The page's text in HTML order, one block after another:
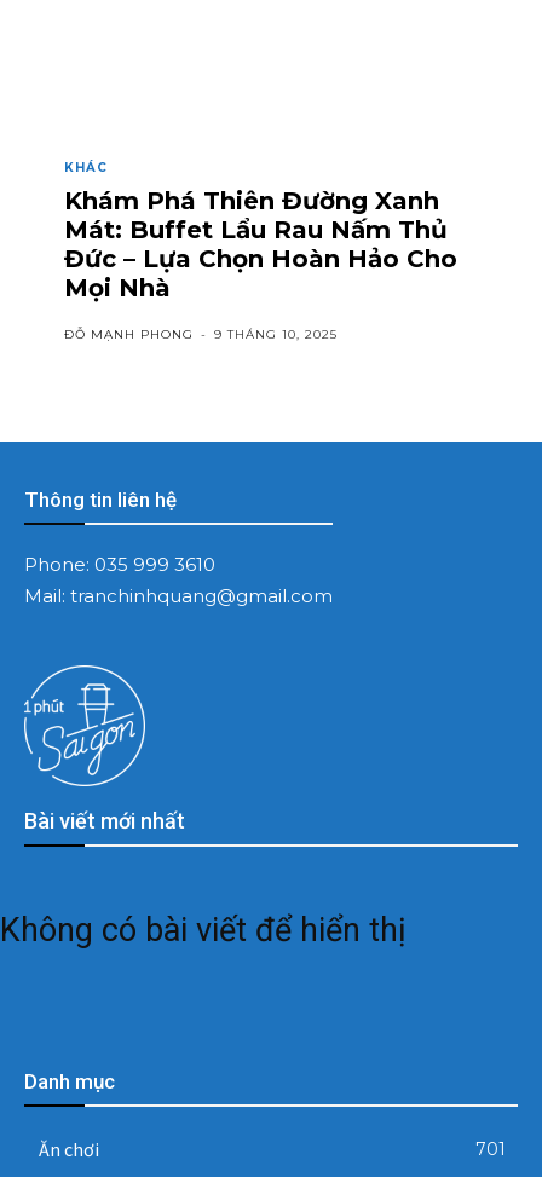
KHÁC
Khám Phá Thiên Đường Xanh
Mát: Buffet Lẩu Rau Nấm Thủ
Đức – Lựa Chọn Hoàn Hảo Cho
Mọi Nhà
ĐỖ MẠNH PHONG - 9 THÁNG 10, 2025
Bài viết mới nhất
Không có bài viết để hiển thị
Danh mục
Ăn chơi 701
Thông tin liên hệ
Phone: 035 999 3610
Mail: tranchinhquang@gmail.com